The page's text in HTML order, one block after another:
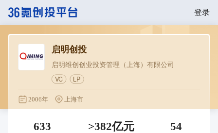
登录
启明创投
启明维创创业投资管理（上海）有限公司
VC LP
2006年 上海市
633 >382亿元 54